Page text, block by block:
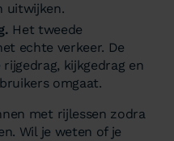
uitwijken.
Het tweede
echte verkeer. De
kijkgedrag en
omgaat.
met rijlessen zodra
Wil je weten of je